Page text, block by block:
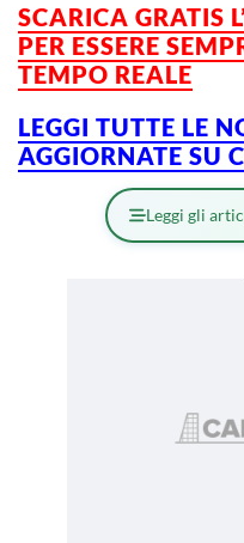
SCARICA GRATIS
PER ESSERE
TEMPO REALE
LEGGI TUTTE LE
AGGIORNATE SU
Leggi gli